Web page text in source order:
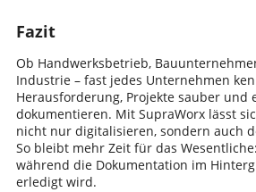
Fazit
Ob Handwerksbetrieb,
Industrie – fast jedes Unternehmen
Herausforderung, Projekte sauber und
dokumentieren. Mit SupraWorx lässt
nicht nur digitalisieren, sondern auch
So bleibt mehr Zeit für das
während die Dokumentation im
erledigt wird.